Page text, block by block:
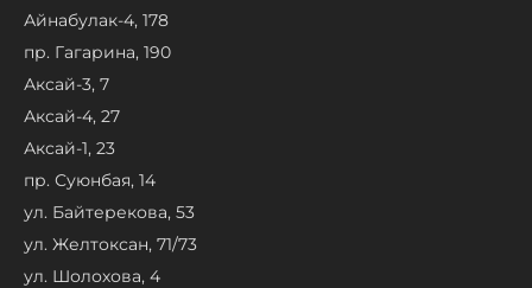
Айнабулак-4, 178
пр. Гагарина, 190
Аксай-3, 7
Аксай-4, 27
Аксай-1, 23
пр. Суюнбая, 14
ул. Байтерекова, 53
ул. Желтоксан, 71/73
ул. Шолохова, 4